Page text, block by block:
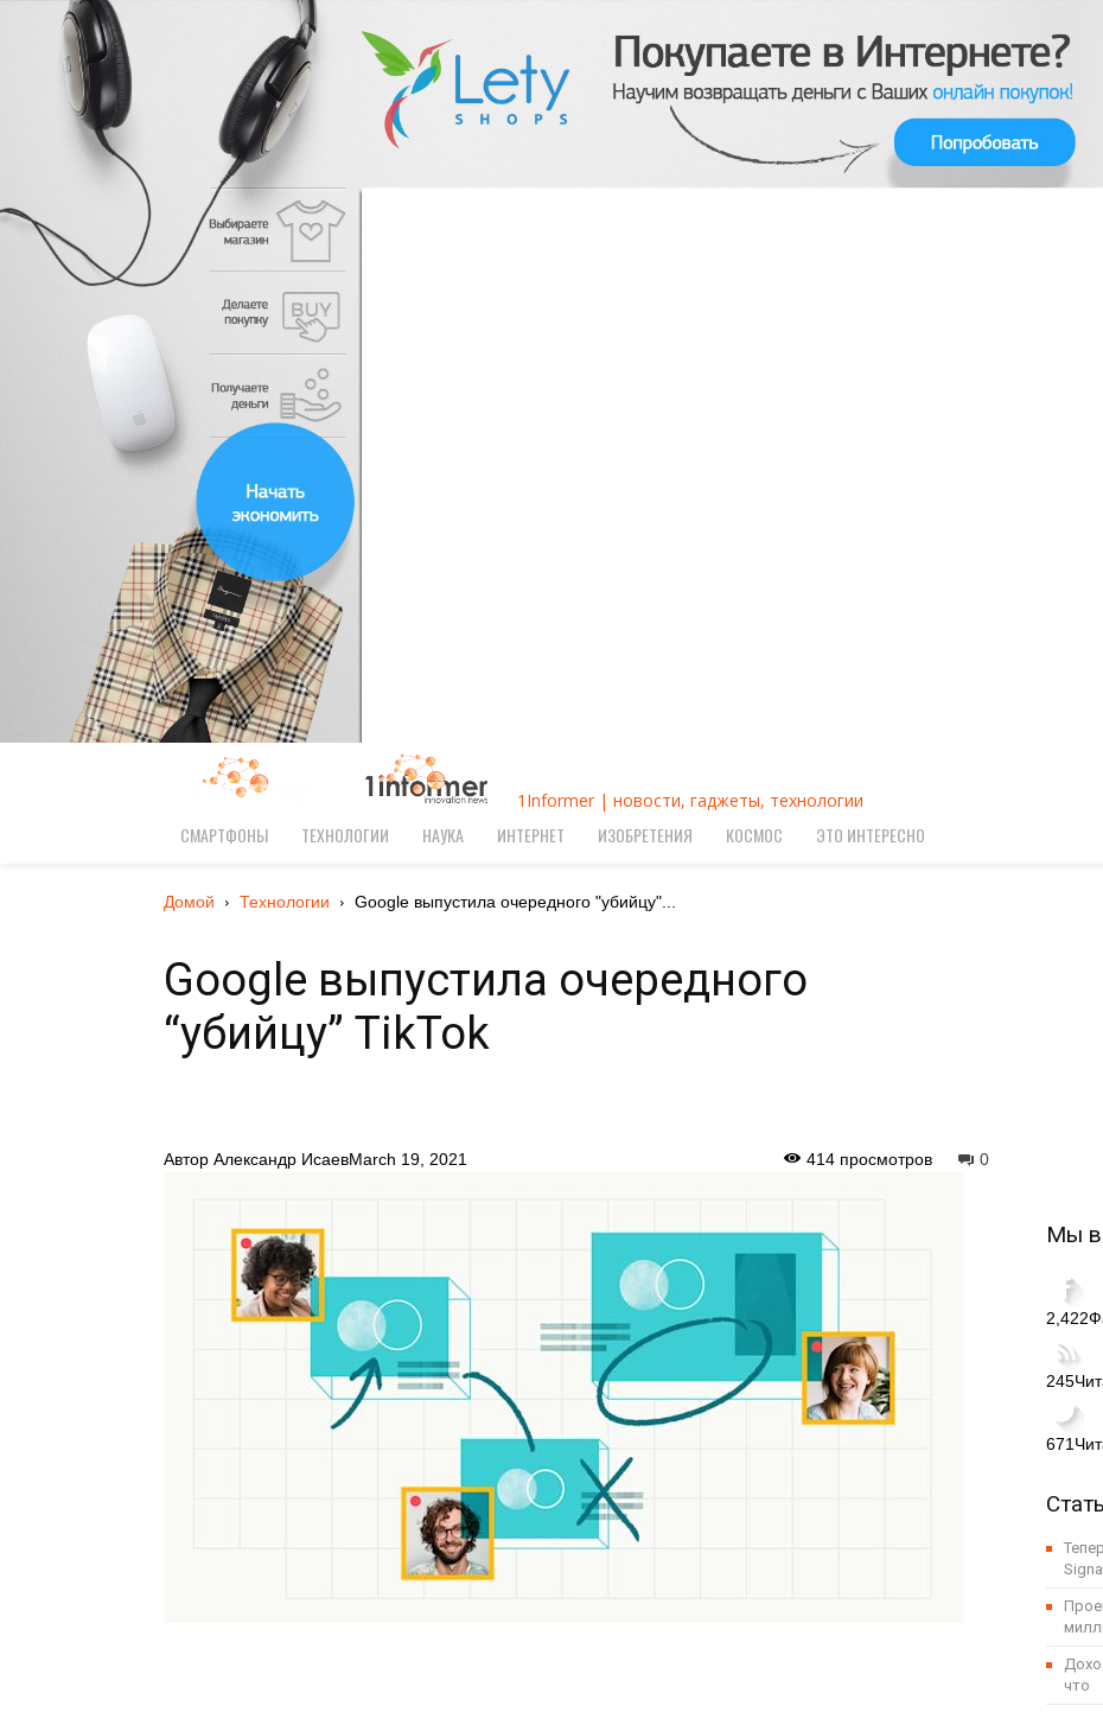
1Informer | новости, гаджеты, технологии
СМАРТФОНЫ ТЕХНОЛОГИИ НАУКА ИНТЕРНЕТ ИЗОБРЕТЕНИЯ КОСМОС ЭТО ИНТЕРЕСНО
Домой Технологии Google выпустила очередного "убийцу"...
Google выпустила очередного
“убийцу” TikTok
Автор Александр ИсаевMarch 19, 2021 0
414 просмотров
Мы в
2,422
245
671
что